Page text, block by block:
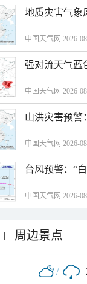
地质灾害气象
中国天气网 2026-
强对流天气蓝
中国天气网 2026-
山洪灾害预警
中国天气网 2026-
台风预警：“
中国天气网 2026-
| 周边景点
/